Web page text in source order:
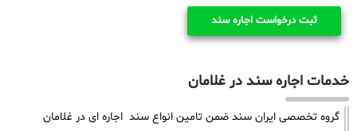
ثبت درخواست اجاره سند
خدمات اجاره سند در غلامان
گروه تخصصی ایران سند ضمن تامین انواع سند اجاره ای در غلامان